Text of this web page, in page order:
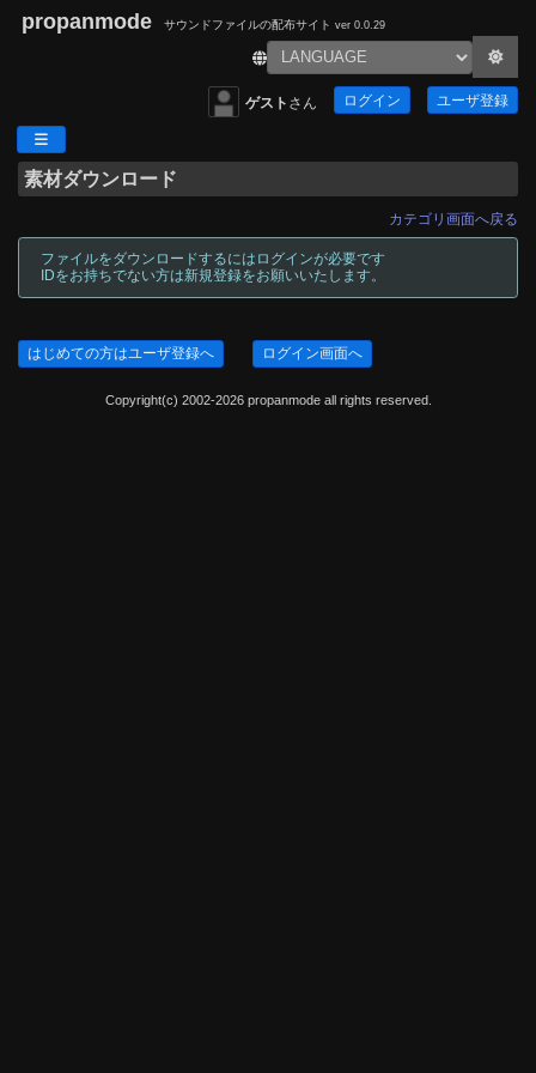
propanmode サウンドファイルの配布サイト ver 0.0.29
ゲスト さん ログイン ユーザ登録
素材ダウンロード
カテゴリ画面へ戻る
ファイルをダウンロードするにはログインが必要です
IDをお持ちでない方は新規登録をお願いいたします。
はじめての方はユーザ登録へ ログイン画面へ
Copyright(c) 2002-2026 propanmode all rights reserved.